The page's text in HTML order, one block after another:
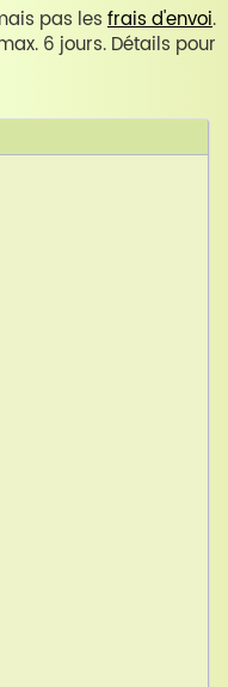
pas les frais d'envoi.
6 jours. Détails pour